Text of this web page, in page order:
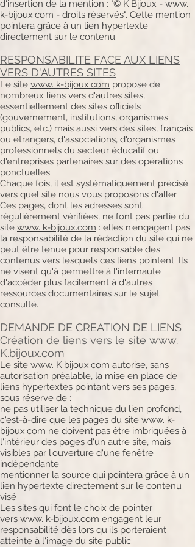
d'insertion de la mention : "© K.Bijoux - www.
k-bijoux.com - droits réservés". Cette mention
pointera grâce à un lien hypertexte
directement sur le contenu.
RESPONSABILITE FACE AUX LIENS
VERS D'AUTRES SITES
Le site www. k-bijoux.com propose de
nombreux liens vers d'autres sites,
essentiellement des sites officiels
(gouvernement, institutions, organismes
publics, etc.) mais aussi vers des sites, français
ou étrangers, d'associations, d'organismes
professionnels du secteur éducatif ou
d'entreprises partenaires sur des opérations
ponctuelles.
Chaque fois, il est systématiquement précisé
vers quel site nous vous proposons d'aller.
Ces pages, dont les adresses sont
régulièrement vérifiées, ne font pas partie du
site www. k-bijoux.com : elles n'engagent pas
la responsabilité de la rédaction du site qui ne
peut être tenue pour responsable des
contenus vers lesquels ces liens pointent. Ils
ne visent qu'à permettre à l'internaute
d'accéder plus facilement à d'autres
ressources documentaires sur le sujet
consulté.
DEMANDE DE CREATION DE LIENS
Création de liens vers le site www.
K.bijoux.com
Le site www. K.bijoux.com autorise, sans
autorisation préalable, la mise en place de
liens hypertextes pointant vers ses pages,
sous réserve de :
ne pas utiliser la technique du lien profond,
c'est-à-dire que les pages du site www. k-
bijoux.com ne doivent pas être imbriquées à
l'intérieur des pages d'un autre site, mais
visibles par l'ouverture d'une fenêtre
indépendante
mentionner la source qui pointera grâce à un
lien hypertexte directement sur le contenu
visé
Les sites qui font le choix de pointer
vers www. k-bijoux.com engagent leur
responsabilité dès lors qu'ils porteraient
atteinte à l'image du site public.